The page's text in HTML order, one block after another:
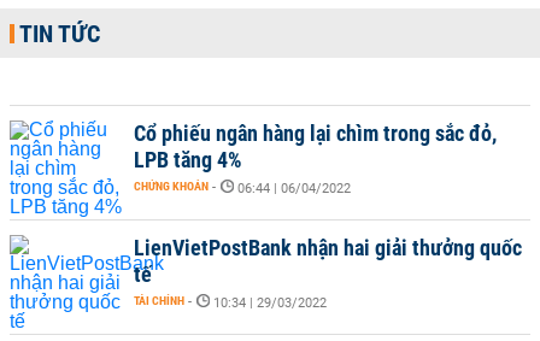
TIN TỨC
Cổ phiếu ngân hàng lại chìm trong sắc đỏ,
LPB tăng 4%
CHỨNG KHOÁN - 06:44 | 06/04/2022
LienVietPostBank nhận hai giải thưởng quốc
tế
TÀI CHÍNH - 10:34 | 29/03/2022